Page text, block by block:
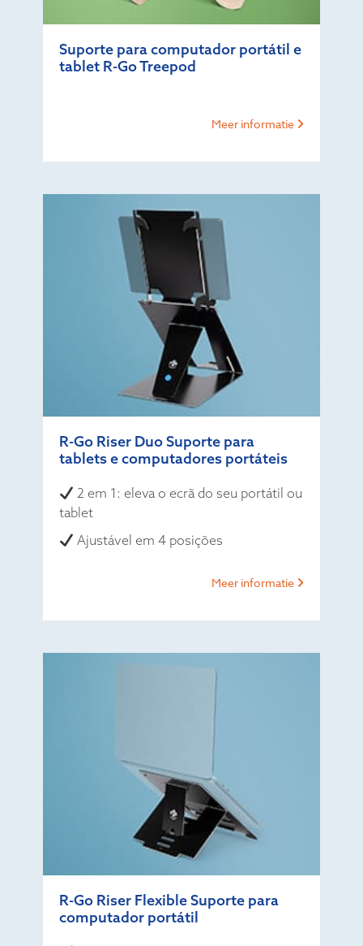
Suporte para computador portátil e
tablet R-Go Treepod
Meer informatie
R-Go Riser Duo Suporte para
tablets e computadores portáteis
2 em 1: eleva o ecrã do seu portátil ou
tablet
Ajustável em 4 posições
Meer informatie
R-Go Riser Flexible Suporte para
computador portátil